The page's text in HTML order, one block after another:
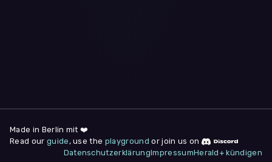
deine Zustimmung jederzeit unter "
am Seitenende widerrufen.
Made in Berlin mit ❤️
Read our guide , use the playground or join us on
DatenschutzerklärungImpressumHerald+ kündigen